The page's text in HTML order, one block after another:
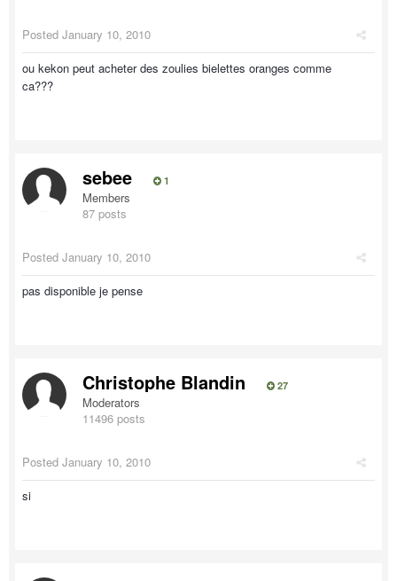
Posted January 10, 2010
ou kekon peut acheter des zoulies bielettes oranges comme
ca???
sebee 1
Members
87 posts
Posted January 10, 2010
pas disponible je pense
Christophe Blandin 27
Moderators
11496 posts
Posted January 10, 2010
si